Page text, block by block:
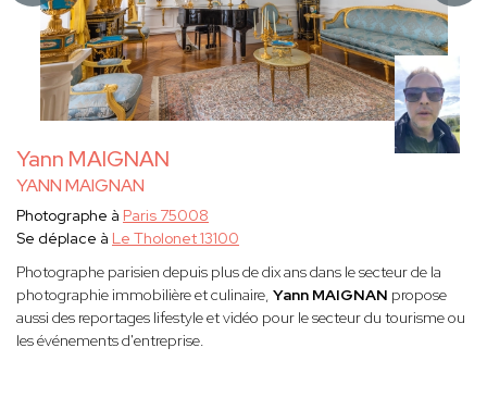
Yann MAIGNAN
YANN MAIGNAN
Photographe à Paris 75008
Se déplace à Le Tholonet 13100
Photographe parisien depuis plus de dix ans dans le secteur de la
photographie immobilière et culinaire, Yann MAIGNAN propose
aussi des reportages lifestyle et vidéo pour le secteur du tourisme ou
les événements d'entreprise.